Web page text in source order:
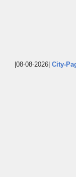
|08-08-2026| City-